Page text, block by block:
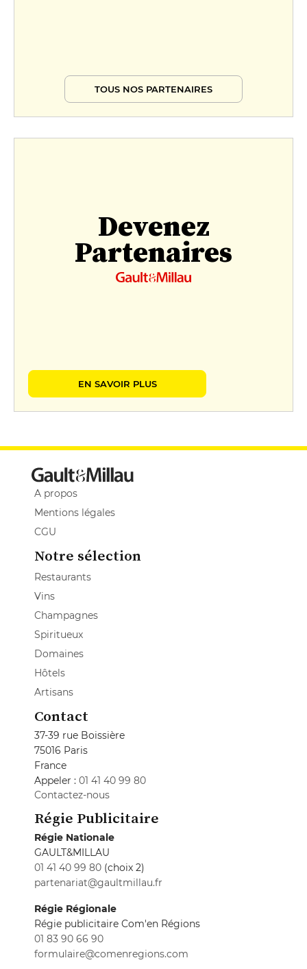
TOUS NOS PARTENAIRES
Devenez
Partenaires
EN SAVOIR PLUS
A propos
Mentions légales
CGU
Notre sélection
Restaurants
Vins
Champagnes
Spiritueux
Domaines
Hôtels
Artisans
Contact
37-39 rue Boissière
75016 Paris
France
Appeler : 01 41 40 99 80
Contactez-nous
Régie Publicitaire
Régie Nationale
GAULT&MILLAU
01 41 40 99 80 (choix 2)
partenariat@gaultmillau.fr
Régie Régionale
Régie publicitaire Com'en Régions
01 83 90 66 90
formulaire@comenregions.com